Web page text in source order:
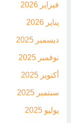
فبراير 2026
يناير 2026
ديسمبر 2025
نوفمبر 2025
أكتوبر 2025
سبتمبر 2025
يوليو 2025